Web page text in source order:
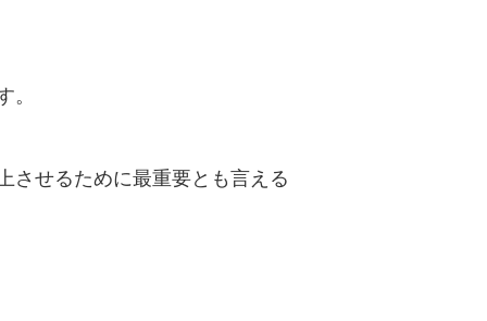
。
させるために最重要とも言える